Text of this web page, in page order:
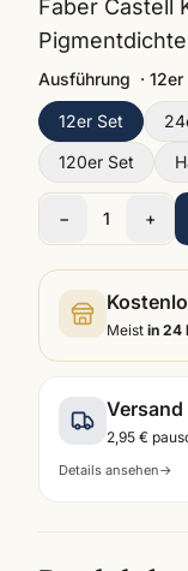
Faber Castell
Ausführung · 12er
12er Set
120er Set
− 1 +
Meist in 24
2,95 €
Details ansehen→